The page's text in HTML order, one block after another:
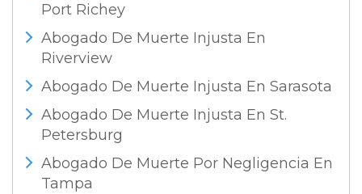
Port Richey
Abogado De Muerte Injusta En
Riverview
Abogado De Muerte Injusta En Sarasota
Abogado De Muerte Injusta En St.
Petersburg
Abogado De Muerte Por Negligencia En
Tampa